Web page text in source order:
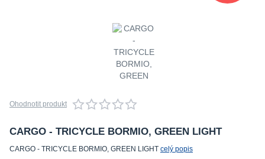
Ohodnotit produkt
CARGO - TRICYCLE BORMIO, GREEN LIGHT
CARGO - TRICYCLE BORMIO, GREEN LIGHT celý popis